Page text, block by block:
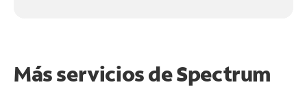
Más servicios de Spectrum